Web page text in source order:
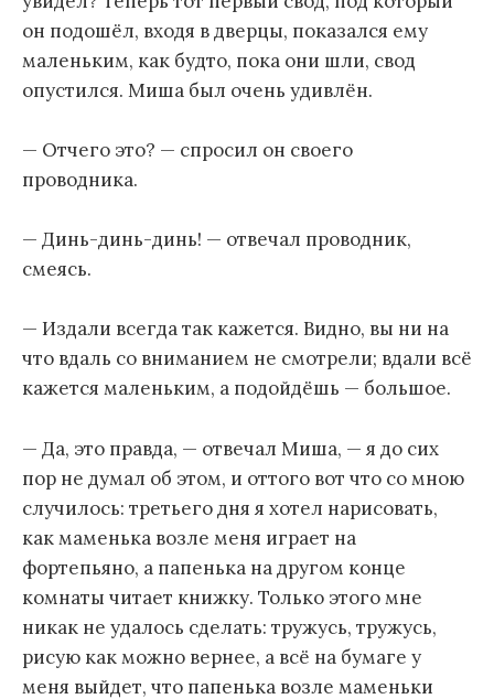
он подошёл, входя в дверцы, показался ему
маленьким, как будто, пока они шли, свод
опустился. Миша был очень удивлён.
— Отчего это? — спросил он своего
проводника.
— Динь-динь-динь! — отвечал проводник,
смеясь.
— Издали всегда так кажется. Видно, вы ни на
что вдаль со вниманием не смотрели; вдали всё
кажется маленьким, а подойдёшь — большое.
— Да, это правда, — отвечал Миша, — я до сих
пор не думал об этом, и оттого вот что со мною
случилось: третьего дня я хотел нарисовать,
как маменька возле меня играет на
фортепьяно, а папенька на другом конце
комнаты читает книжку. Только этого мне
никак не удалось сделать: тружусь, тружусь,
рисую как можно вернее, а всё на бумаге у
меня выйдет, что папенька возле маменьки